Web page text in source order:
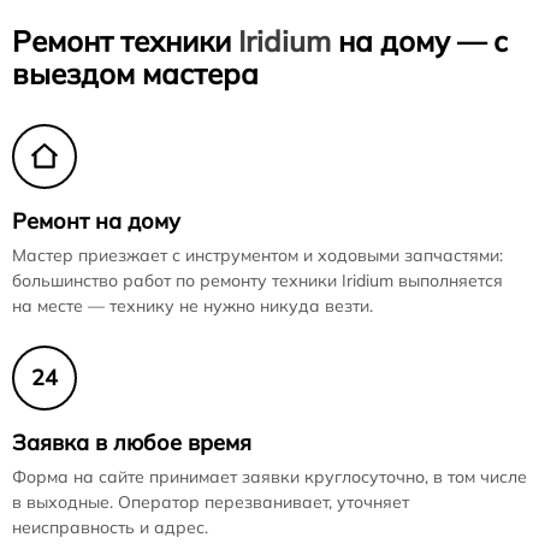
Ремонт техники Iridium на дому — с
выездом мастера
Ремонт на дому
Мастер приезжает с инструментом и ходовыми запчастями:
большинство работ по ремонту техники Iridium выполняется
на месте — технику не нужно никуда везти.
24
Заявка в любое время
Форма на сайте принимает заявки круглосуточно, в том числе
в выходные. Оператор перезванивает, уточняет
неисправность и адрес.